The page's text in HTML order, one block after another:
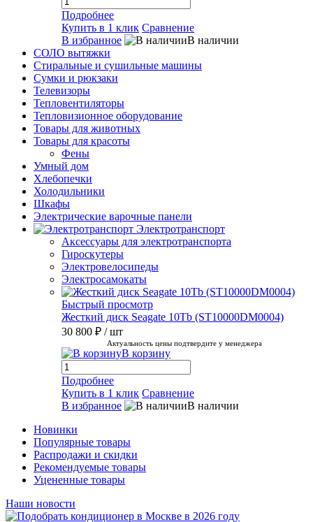
Подробнее
Купить в 1 клик Сравнение
В избранное
В наличии
СОЛО вытяжки
Стиральные и сушильные машины
Сумки и рюкзаки
Телевизоры
Тепловентиляторы
Тепловизионное оборудование
Товары для животных
Товары для красоты
Фены
Умный дом
Хлебопечки
Холодильники
Шкафы
Электрические варочные панели
Электротранспорт
Аксессуары для электротранспорта
Гироскутеры
Электровелосипеды
Электросамокаты
Быстрый просмотр
Жесткий диск Seagate 10Tb (ST10000DM0004)
30 800 ₽ / шт
Актуальность цены подтвердите у менеджера
В корзину
Подробнее
Купить в 1 клик Сравнение
В избранное
В наличии
Новинки
Популярные товары
Распродажи и скидки
Рекомендуемые товары
Уцененные товары
Наши новости